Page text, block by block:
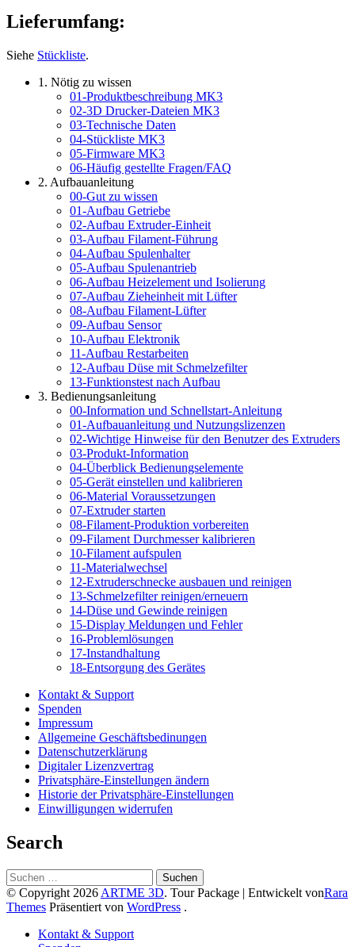
Lieferumfang:
Siehe Stückliste.
1. Nötig zu wissen
01-Produktbeschreibung MK3
02-3D Drucker-Dateien MK3
03-Technische Daten
04-Stückliste MK3
05-Firmware MK3
06-Häufig gestellte Fragen/FAQ
2. Aufbauanleitung
00-Gut zu wissen
01-Aufbau Getriebe
02-Aufbau Extruder-Einheit
03-Aufbau Filament-Führung
04-Aufbau Spulenhalter
05-Aufbau Spulenantrieb
06-Aufbau Heizelement und Isolierung
07-Aufbau Zieheinheit mit Lüfter
08-Aufbau Filament-Lüfter
09-Aufbau Sensor
10-Aufbau Elektronik
11-Aufbau Restarbeiten
12-Aufbau Düse mit Schmelzefilter
13-Funktionstest nach Aufbau
3. Bedienungsanleitung
00-Information und Schnellstart-Anleitung
01-Aufbauanleitung und Nutzungslizenzen
02-Wichtige Hinweise für den Benutzer des Extruders
03-Produkt-Information
04-Überblick Bedienungselemente
05-Gerät einstellen und kalibrieren
06-Material Voraussetzungen
07-Extruder starten
08-Filament-Produktion vorbereiten
09-Filament Durchmesser kalibrieren
10-Filament aufspulen
11-Materialwechsel
12-Extruderschnecke ausbauen und reinigen
13-Schmelzefilter reinigen/erneuern
14-Düse und Gewinde reinigen
15-Display Meldungen und Fehler
16-Problemlösungen
17-Instandhaltung
18-Entsorgung des Gerätes
Kontakt & Support
Spenden
Impressum
Allgemeine Geschäftsbedinungen
Datenschutzerklärung
Digitaler Lizenzvertrag
Privatsphäre-Einstellungen ändern
Historie der Privatsphäre-Einstellungen
Einwilligungen widerrufen
Search
Suchen
nach:
© Copyright 2026 ARTME 3D. Tour Package | Entwickelt vonRara
Themes Präsentiert von WordPress .
Kontakt & Support